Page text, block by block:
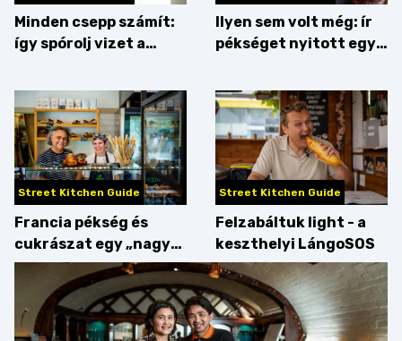
Minden csepp számít:
így spórolj vizet a
Ilyen sem volt még: ír
pékséget nyitott egy
Street Kitchen Guide
Francia pékség és
cukrászat egy „nagy
csipetnyi” empátiával
Street Kitchen Guide
Felzabáltuk light - a
keszthelyi LángoSOS